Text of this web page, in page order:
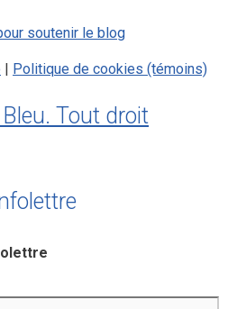
soutenir le blog
Politique de cookies (témoins)
Tout droit